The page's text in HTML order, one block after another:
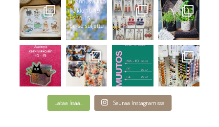
Lataa lisää... Seuraa Instagramissa